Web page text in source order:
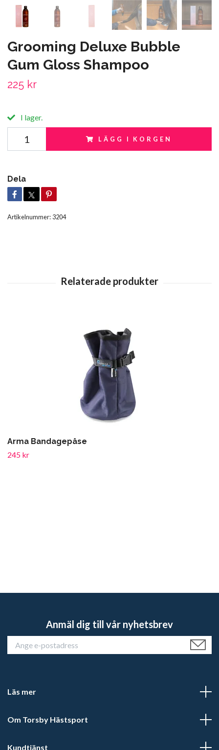
Grooming Deluxe Bubble
Gum Gloss Shampoo
225 kr
I lager.
LÄGG I KORGEN
Dela
Artikelnummer: 3204
Arma Bandagepåse
245 kr
Anmäl dig till vår nyhetsbrev
Läs mer
Om Torsby Hästsport
Kundtjänst